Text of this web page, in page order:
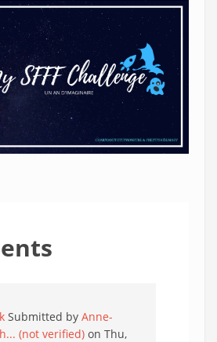
Submitted by Anne-
(not verified) on Thu,